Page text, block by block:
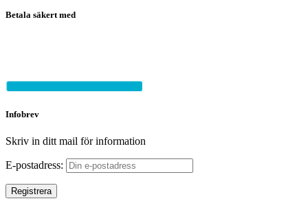
Betala säkert med
Infobrev
Skriv in ditt mail för information
E-postadress: